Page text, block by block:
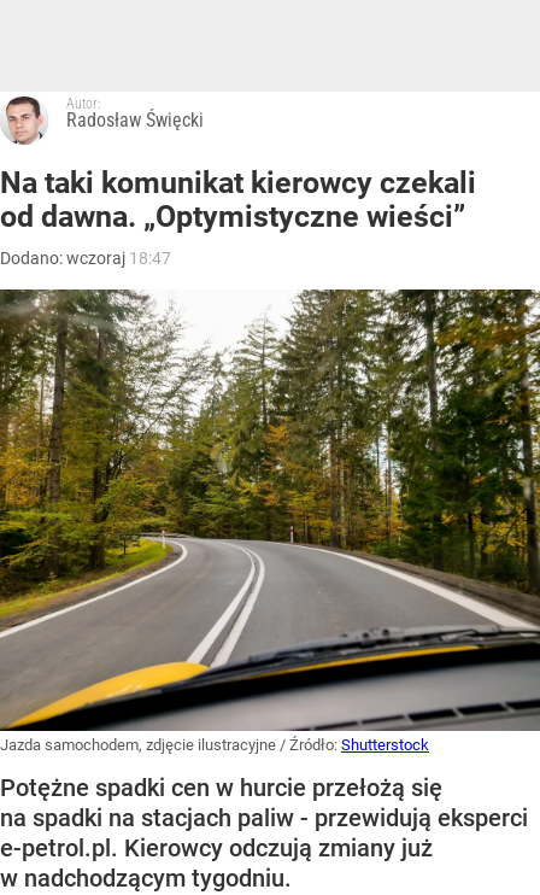
Autor:
Radosław Święcki
Na taki komunikat kierowcy czekali
od dawna. „Optymistyczne wieści”
Dodano:wczoraj 18:47
Jazda samochodem, zdjęcie ilustracyjne / Źródło: Shutterstock
Potężne spadki cen w hurcie przełożą się
na spadki na stacjach paliw - przewidują eksperci
e-petrol.pl. Kierowcy odczują zmiany już
w nadchodzącym tygodniu.